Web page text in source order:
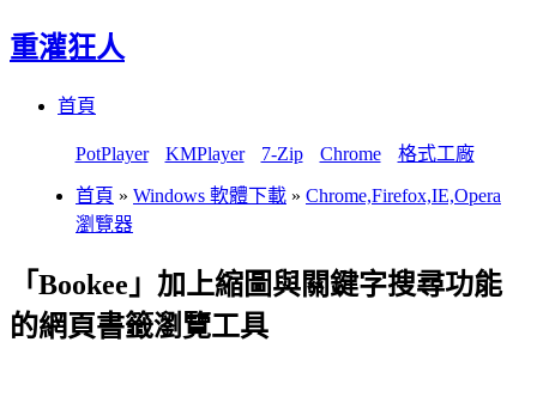
重灌狂人
首頁
PotPlayer KMPlayer 7-Zip Chrome 格式工廠
首頁 » Windows 軟體下載 » Chrome,Firefox,IE,Opera
瀏覽器
「Bookee」加上縮圖與關鍵字搜尋功能
的網頁書籤瀏覽工具